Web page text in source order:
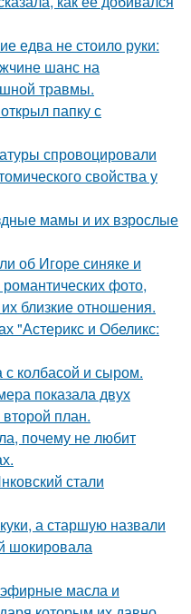
едва не стоило руки:
шанс на
травмы.
папку с
спровоцировали
свойства у
мамы и их взрослые
об Игоре синяке и
романтических фото,
близкие отношения.
"Астерикс и Обеликс:
с колбасой и сыром.
показала двух
план.
почему не любит
стали
а старшую назвали
шокировала
масла и